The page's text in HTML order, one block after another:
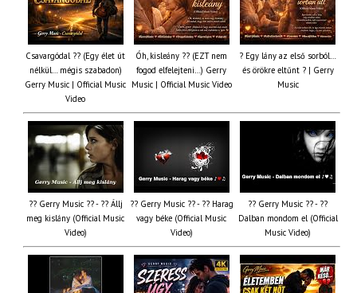
Csavargódal ?? (Egy élet út
nélkül… mégis szabadon)
Gerry Music | Official Music
Video
Óh, kisleány ?? (EZT nem
fogod elfelejteni…) Gerry
Music | Official Music Video
? Egy lány az első sorból…
és örökre eltűnt ? | Gerry
Music
?? Gerry Music ?? - ?? Állj
meg kislány (Official Music
Video)
?? Gerry Music ?? - ?? Harag
vagy béke (Official Music
Video)
?? Gerry Music ?? - ??
Dalban mondom el (Official
Music Video)